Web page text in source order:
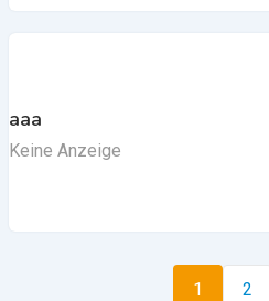
aaa
Keine Anzeige
1 2